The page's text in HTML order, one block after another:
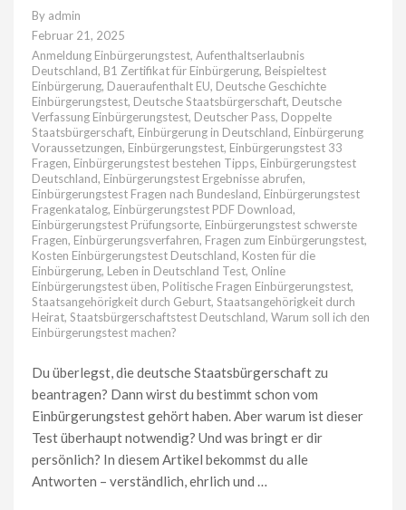
By admin
Februar 21, 2025
Anmeldung Einbürgerungstest, Aufenthaltserlaubnis
Deutschland, B1 Zertifikat für Einbürgerung, Beispieltest
Einbürgerung, Daueraufenthalt EU, Deutsche Geschichte
Einbürgerungstest, Deutsche Staatsbürgerschaft, Deutsche
Verfassung Einbürgerungstest, Deutscher Pass, Doppelte
Staatsbürgerschaft, Einbürgerung in Deutschland, Einbürgerung
Voraussetzungen, Einbürgerungstest, Einbürgerungstest 33
Fragen, Einbürgerungstest bestehen Tipps, Einbürgerungstest
Deutschland, Einbürgerungstest Ergebnisse abrufen,
Einbürgerungstest Fragen nach Bundesland, Einbürgerungstest
Fragenkatalog, Einbürgerungstest PDF Download,
Einbürgerungstest Prüfungsorte, Einbürgerungstest schwerste
Fragen, Einbürgerungsverfahren, Fragen zum Einbürgerungstest,
Kosten Einbürgerungstest Deutschland, Kosten für die
Einbürgerung, Leben in Deutschland Test, Online
Einbürgerungstest üben, Politische Fragen Einbürgerungstest,
Staatsangehörigkeit durch Geburt, Staatsangehörigkeit durch
Heirat, Staatsbürgerschaftstest Deutschland, Warum soll ich den
Einbürgerungstest machen?
Du überlegst, die deutsche Staatsbürgerschaft zu
beantragen? Dann wirst du bestimmt schon vom
Einbürgerungstest gehört haben. Aber warum ist dieser
Test überhaupt notwendig? Und was bringt er dir
persönlich? In diesem Artikel bekommst du alle
Antworten – verständlich, ehrlich und …